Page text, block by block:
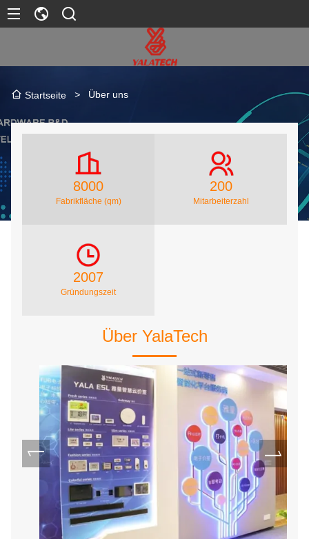
Startseite > Über uns
8000
Fabrikfläche (qm)
200
Mitarbeiterzahl
2007
Gründungszeit
Über YalaTech